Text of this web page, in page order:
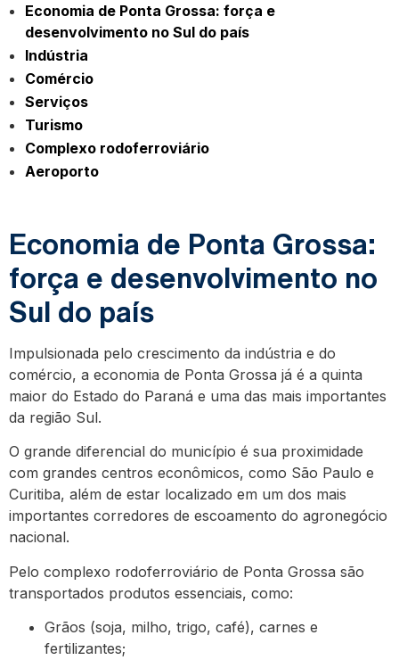
Economia de Ponta Grossa: força e
desenvolvimento no Sul do país
Indústria
Comércio
Serviços
Turismo
Complexo rodoferroviário
Aeroporto
Economia de Ponta Grossa:
força e desenvolvimento no
Sul do país
Impulsionada pelo crescimento da indústria e do
comércio, a economia de Ponta Grossa já é a quinta
maior do Estado do Paraná e uma das mais importantes
da região Sul.
O grande diferencial do município é sua proximidade
com grandes centros econômicos, como São Paulo e
Curitiba, além de estar localizado em um dos mais
importantes corredores de escoamento do agronegócio
nacional.
Pelo complexo rodoferroviário de Ponta Grossa são
transportados produtos essenciais, como:
Grãos (soja, milho, trigo, café), carnes e
fertilizantes;